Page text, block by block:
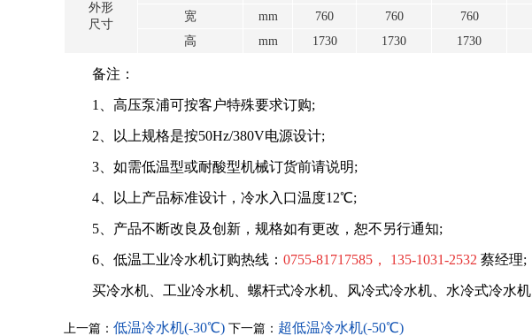
外形
尺寸
宽
mm 760 760 760
高
mm 1730 1730 1730
备注：
1、高压泵浦可按客户特殊要求订购;
2、以上规格是按50Hz/380V电源设计;
3、如需低温型或耐酸型机械订货前请说明;
4、以上产品标准设计，冷水入口温度12℃;
5、产品不断改良及创新，规格如有更改，恕不另行通知;
6、低温工业冷水机订购热线： 0755-81717585， 135-1031-2532 蔡经理;
买冷水机 工业冷水机 螺杆式冷水机 风冷式冷水机 水冷式冷水机
上一篇： 低温冷水机(-30℃) 下一篇： 超低温冷水机(-50℃)